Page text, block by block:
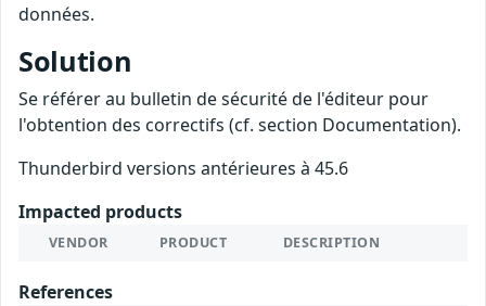
données.
Solution
Se référer au bulletin de sécurité de l'éditeur pour
l'obtention des correctifs (cf. section Documentation).
Thunderbird versions antérieures à 45.6
Impacted products
VENDOR PRODUCT DESCRIPTION
References